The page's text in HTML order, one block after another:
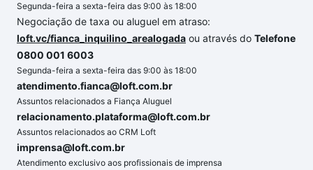
Segunda-feira a sexta-feira das 9:00 às 18:00
Negociação de taxa ou aluguel em atraso:
loft.vc/fianca_inquilino_arealogada ou através do Telefone
0800 001 6003
Segunda-feira a sexta-feira das 9:00 às 18:00
atendimento.fianca@loft.com.br
Assuntos relacionados a Fiança Aluguel
relacionamento.plataforma@loft.com.br
Assuntos relacionados ao CRM Loft
imprensa@loft.com.br
Atendimento exclusivo aos profissionais de imprensa